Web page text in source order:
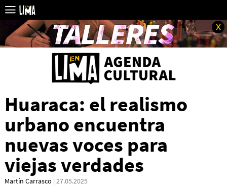
x
Huaraca: el realismo
urbano encuentra
nuevas voces para
viejas verdades
Martín Carrasco | 27.05.2025